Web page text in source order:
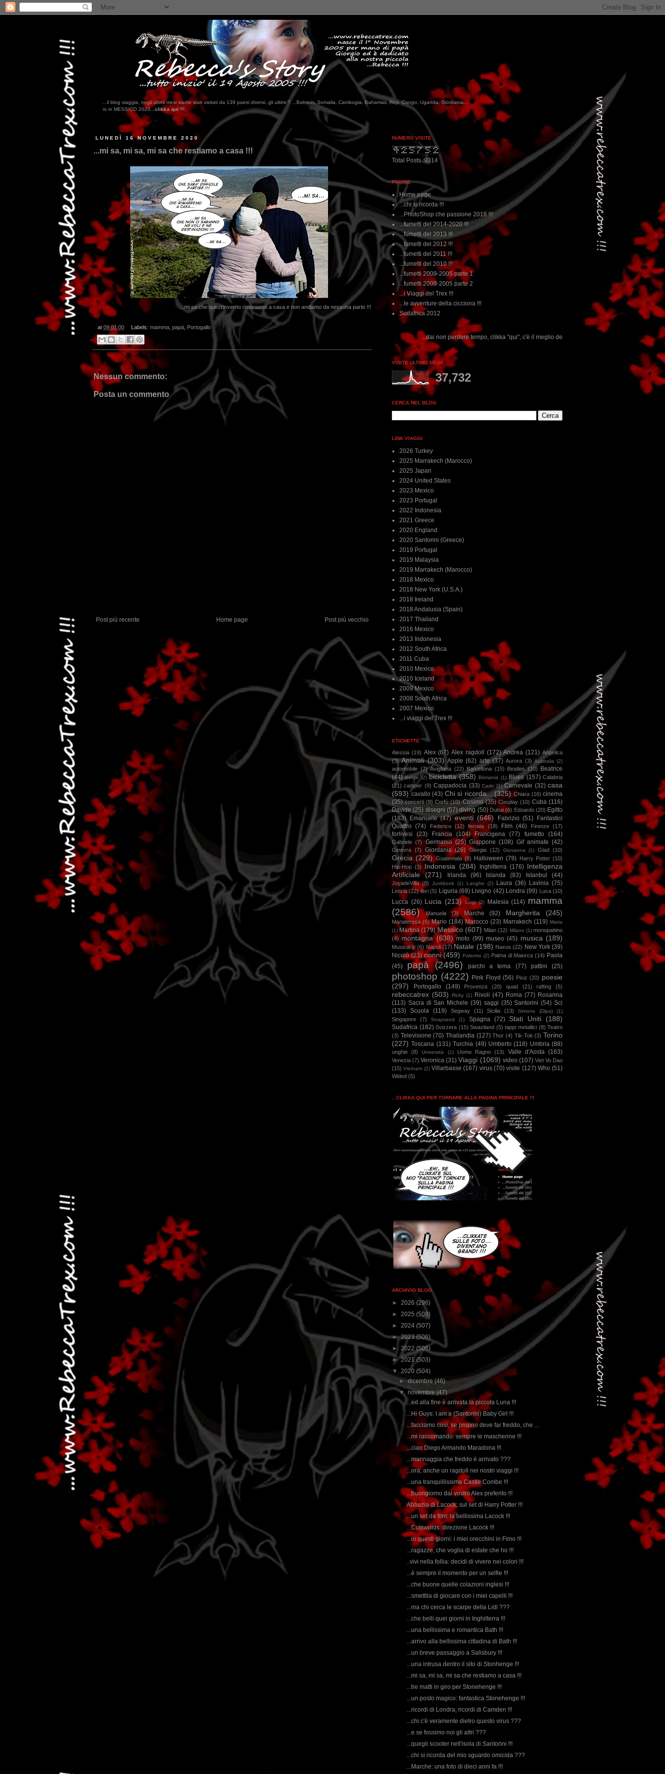
...il blog viaggia, negli ultimi mesi siamo stati visitati da 139 paesi diversi, gli ultimi ? ...Bahrein, Somalia, Cambogia, Bahamas, Rep. Congo, Uganda, Giordania...
nostro viaggio in MESSICO 2023...
clikka qui !!!
LUNEDÌ 16 NOVEMBRE 2020
...mi sa, mi sa, mi sa che restiamo a casa !!!
...mi sa che quest'inverno rimaniamo a casa e non andiamo da nessuna parte !!!
at 09:01:00 Labels: mamma, papà, Portogallo
Nessun commento:
Posta un commento
Post più recente Post più vecchio
Home page
NUMERO VISITE
Total Posts :9314
PAGINE
Home page
...chi si ricorda !!!
...PhotoShop che passione 2018 !!!
...fumetti del 2014-2020 !!!
...fumetti del 2013 !!!
...fumetti del 2012 !!!
...fumetti del 2011 !!!
...fumetti del 2010 !!!
...fumetti 2009-2005 parte 1
...fumetti 2009-2005 parte 2
...i Viaggi del Trex !!!
...le avventure della cicciona !!!
Sudafrica 2012
...dai non perdere tempo, clikka "qui", c'è il meglio del www.rebeccatrex.com
VISITE ULTIMO MESE
37,732
CERCA NEL BLOG
LINK VIAGGI
2026 Turkey
2025 Marrakech (Marocco)
2025 Japan
2024 United States
2023 Mexico
2023 Portugal
2022 Indonesia
2021 Greece
2020 England
2020 Santorini (Greece)
2019 Portugal
2019 Malaysia
2019 Marrakech (Marocco)
2018 Mexico
2018 New York (U.S.A.)
2018 Ireland
2018 Andalusia (Spain)
2017 Thailand
2016 Mexico
2013 Indonesia
2012 South Africa
2011 Cuba
2010 Mexico
2010 Iceland
2009 Mexico
2008 South Africa
2007 Mexico
...i viaggi del Trex !!!
ETICHETTE
Alessia (19) Alex (67) Alex ragdoll (172) Andrea (121) Angelica
(3) Animali (303) Apple (62) arte (37) Aurora (3) Australia (2)
automobile (7) Avigliana (22) Barcellona (15) Beatles (10)
Beatrice
(44) Belize (2) bicicletta (358) Birmania (1) Blues (157) Calabria
(21) camper (9) Cappadocia (33) Carlo (1) Carnevale (32) casa
(593) cavallo (43) Chi si ricorda... (325) Chiara (16) cinema
(35) concerti (9) Corfù (10) Cosimo (35) Cosplay (10) Cuba (116)
Davide (25) disegni (57) diving (50) Dubai (6) Edoardo (20) Egitto
(183)
Emanuele (47) eventi (646) Fabrizio (51)
Fantastici
Quattro (74) Federico (12) ferrata (18) Film (46) Firenze (17)
forlivesi (23) Francia (104) Francigena (77) fumetto (164)
Gabriele (7) Germania (25) Giappone (108) Gif animate (42)
Ginevra (7) Giordania (26) Giorgia (12) Giovanna (1) Glad (10)
Grecia (229) Guatemala (6) Halloween (79) Harry Potter (10)
Hip-Hop (3) Indonesia (284) Inghilterra (176) Intelligenza
Artificiale
(271) Irlanda (96) Islanda (83) Istanbul (44)
JoyadeVilla (8) Junkbook (1) Langhe (2) Laura (36) Lavinia (75)
Letizia (22) libri (5) Liguria (69) Livigno (42) Londra (99) Luca (10)
Lucca (26) Lucia (213) Luigi (2) Malesia (114) mamma
(2586)
Manuela (3) Marche (92) Margherita (245)
Mariateresa (6) Mario (184) Marocco (23) Marrakech (119) Marta
(1) Martina (179) Messico (607) Milan (12) Milano (1) monopattino
(4) montagna (638) moto (99) museo (45) musica (189)
Musical.ly (6) Napoli (17) Natale (198) Naxos (22) New York (39)
Nicolò (23) nonni (459) Palermo (2) Palma di Maiorca (14) Paola
(45)
papà (2496) parchi a tema (77) pattini (25)
photoshop (4222) Pink Floyd (56) Pixiz (20) poesie
(297)
Portogallo (149) Provenza (20) quad (21) rafting (5)
rebeccatrex (503) Ricky (1) Rivoli (47) Roma (77) Rosanna
(113) Sacra di San Michele (39) saggi (35) Santorini (54) Sci
(133) Scuola (119) Segway (11) Sicilia (13) Simone (Dipa) (1)
Singapore (7) Snapseed (1) Spagna (72) Stati Uniti (188)
Sudafrica (182) Svizzera (15) Swaziland (5) tappi metallici (8) Teatro
(3) Televisione (70) Thailandia (127) Thor (4) Tik-Tok (3) Torino
(227) Toscana (131) Turchia (49) Umberto (118) Umbria (88)
unghie (8) Università (1) Uomo Ragno (13) Valle d'Aosta (163)
Venezia (7) Veronica (31) Viaggi (1069) video (107) Viet Vo Dao
(15) Vietnam (2) Villarbasse (167) virus (70) visite (127) Who (51)
Wided (5)
...CLIKKA QUI PER TORNARE ALLA PAGINA PRINCIPALE !!!
ARCHIVIO BLOG
► 2026 (296)
► 2025 (508)
► 2024 (507)
►2023(506)
► 2022(505)
►2021(503)
▼ 2020 (504)
►dicembre(46)
▼novembre(47)
...ed alla fine è arrivata la piccola Luna !!!
...Hi Guys: I am a (Santorini) Baby Girl !!!
...facciamo così, se proprio deve far freddo, che ...
...mi raccomando: sempre le mascherine !!!
...ciao Diego Armando Maradona !!!
...mannaggia che freddo è arrivato ???
...ora, anche un ragdoll nei nostri viaggi !!!
...una tranquillissima Castle Combe !!!
...buongiorno dal vostro Alex preferito !!!
Abbazia di Lacock: sul set di Harry Potter !!!
...un set da film: la bellissima Lacock !!!
...Cotswolds: direzione Lacock !!!
...in questi giorni: i miei orecchini in Fimo !!!
...ragazze, che voglia di estate che ho !!!
..vivi nella follia: decidi di vivere nei colori !!!
...è sempre il momento per un selfie !!!
...che buone quelle colazioni inglesi !!!
...smettila di giocare con i miei capelli !!!
...ma chi cerca le scarpe della Lidl ???
...che belli quei giorni in Inghilterra !!!
...una bellissima e romantica Bath !!!
...arrivo alla bellissima cittadina di Bath !!!
...un breve passaggio a Salisbury !!!
...una intrusa dentro il sito di Stonhenge !!!
...mi sa, mi sa, mi sa che restiamo a casa !!!
...tre matti in giro per Stonehenge !!!
...un posto magico: fantastica Stonehenge !!!
...ricordi di Londra, ricordi di Camden !!!
...chi c'è veramente dietro questo virus ???
...e se fossimo noi gli altri ???
...quegli scooter nell'isola di Santorini !!!
...chi si ricorda del mio sguardo omicida ???
...Marche: una foto di dieci anni fa !!!